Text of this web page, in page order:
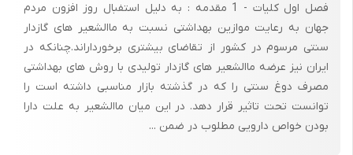
بندی های ابتدایی صادر می شوند ، البته ناگفته نماند تعدادی از
صادرکنندگان ضمن آن که بسته بندی کالایشان در حد عالی است
محتویات عالی تری نیز عرضه می کنند
فصل اول کلیات - 1 مقدمه : به دلیل استفبال روز افزون مردم
جهان به رعایت موازین بهداشتی نسبت به ماالشعیر های گازدار
سنتی مرسوم در کشور از تقاضای بیشتری برخورداراند.چنانکه در
ایران نیز عرضه ماالشعیر های گازدار تولیدی با روش های بهداشتی
مصرف دوغ سنتی را که در گذشته بازار مناسبی داشته است را
توانست تحت تاثیر قرار دهد. در این میان ماالشعیر به علت دارا
بودن خواص دارویی مطلوب در ضمن ...